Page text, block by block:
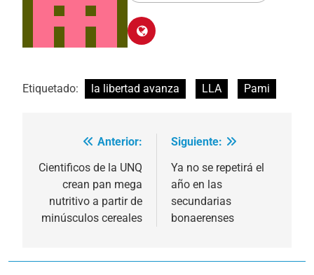
Etiquetado: la libertad avanza LLA Pami
Navegación
de
entradas
Anterior:
Cientificos de la UNQ
crean pan mega
nutritivo a partir de
minúsculos cereales
Siguiente:
Ya no se repetirá el
año en las
secundarias
bonaerenses